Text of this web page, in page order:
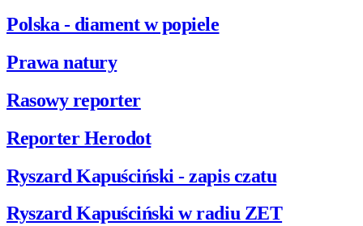
Polska - diament w popiele
Prawa natury
Rasowy reporter
Reporter Herodot
Ryszard Kapuściński - zapis czatu
Ryszard Kapuściński w radiu ZET